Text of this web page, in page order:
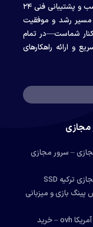
هدف ما، ارائه خدماتی با امنیت بالا، قیمت مناسب و پشتیبانی فنی ۲۴
مسیر رشد و موفقیت
شماست—در تمام
و ارائه راهکارهای
مجازی
– سرور مجازی
خرید سرور مجازی ترکیه SSD
بازی و میزبانی
سرور مجازی آمریکا ovh – خرید